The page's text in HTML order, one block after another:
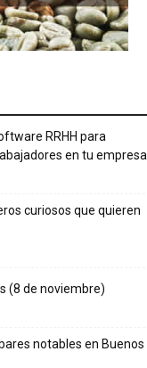
RRHH para
en tu empresa
curiosos que quieren
(8 de noviembre)
notables en Buenos